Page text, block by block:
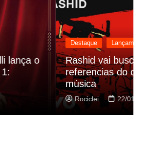
nos HQs as
do clipe de sua nova
0